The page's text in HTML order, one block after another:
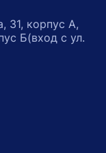
31, корпус А,
Б(вход с ул.